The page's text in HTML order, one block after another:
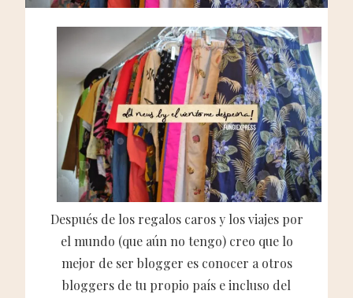
Después de los regalos caros y los viajes por
el mundo (que aún no tengo) creo que lo
mejor de ser blogger es conocer a otros
bloggers de tu propio país e incluso del